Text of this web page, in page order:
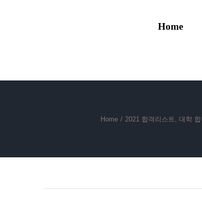
Home
Home / 2021 합격리스트 대학 합